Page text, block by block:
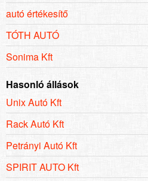
autó értékesítő
TÓTH AUTÓ
Sonima Kft
Hasonló állások
Unix Autó Kft
Rack Autó Kft
Petrányi Autó Kft
SPIRIT AUTO Kft